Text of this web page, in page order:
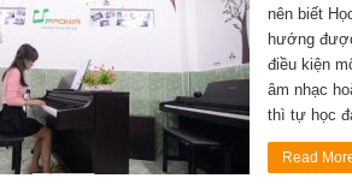
nên biết
hướng
điều kiện
âm nhạc
thì tự học
Read